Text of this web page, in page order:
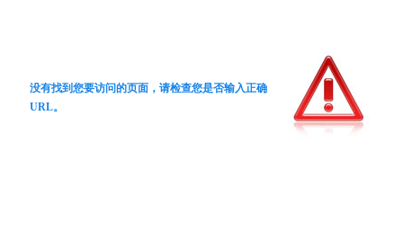
没有找到您要访问的页面，请检查您是否输入正确
URL。